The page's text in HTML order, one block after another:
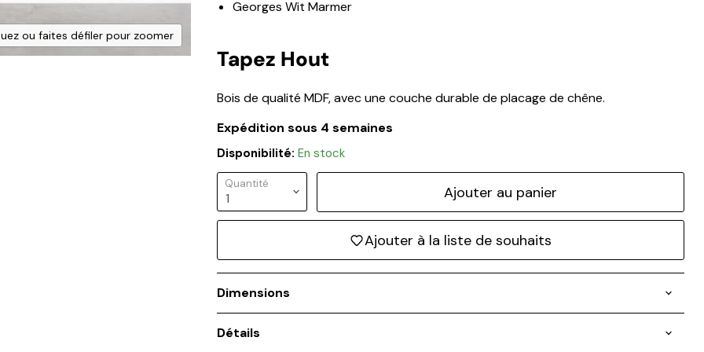
ou faites défiler pour zoomer
Georges Wit Marmer
Tapez Hout
Bois de qualité MDF, avec une couche durable de placage de chêne.
Expédition sous 4 semaines
Disponibilité: En stock
Quantité Ajouter au panier
Ajouter à la liste de souhaits
Dimensions
Détails